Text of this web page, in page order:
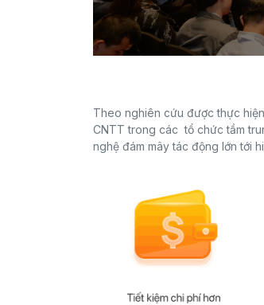
Theo nghiên cứu được thực
CNTT trong các tổ chức tầm
nghệ đám mây tác động lớn tới